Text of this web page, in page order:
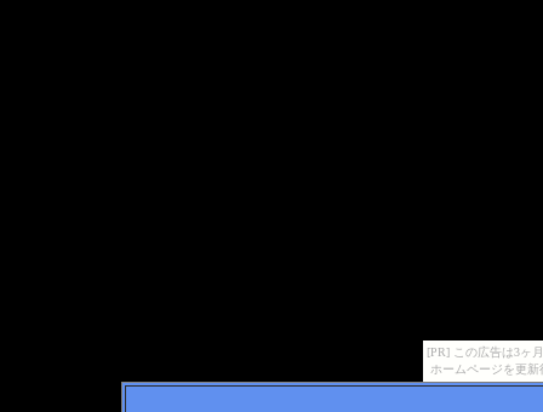
[PR] この広告は3ヶ
ホームページを更